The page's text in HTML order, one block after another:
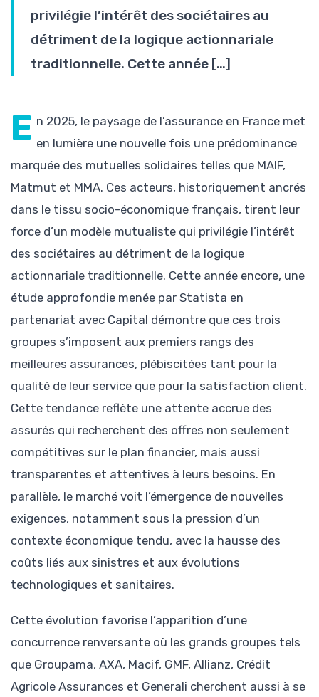
privilégie l’intérêt des sociétaires au
détriment de la logique actionnariale
traditionnelle. Cette année […]
E n 2025, le paysage de l’assurance en France met
en lumière une nouvelle fois une prédominance
marquée des mutuelles solidaires telles que MAIF,
Matmut et MMA. Ces acteurs, historiquement ancrés
dans le tissu socio-économique français, tirent leur
force d’un modèle mutualiste qui privilégie l’intérêt
des sociétaires au détriment de la logique
actionnariale traditionnelle. Cette année encore, une
étude approfondie menée par Statista en
partenariat avec Capital démontre que ces trois
groupes s’imposent aux premiers rangs des
meilleures assurances, plébiscitées tant pour la
qualité de leur service que pour la satisfaction client.
Cette tendance reflète une attente accrue des
assurés qui recherchent des offres non seulement
compétitives sur le plan financier, mais aussi
transparentes et attentives à leurs besoins. En
parallèle, le marché voit l’émergence de nouvelles
exigences, notamment sous la pression d’un
contexte économique tendu, avec la hausse des
coûts liés aux sinistres et aux évolutions
technologiques et sanitaires.
Cette évolution favorise l’apparition d’une
concurrence renversante où les grands groupes tels
que Groupama, AXA, Macif, GMF, Allianz, Crédit
Agricole Assurances et Generali cherchent aussi à se